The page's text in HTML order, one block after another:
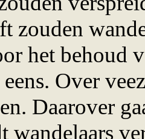
zouden
het behoud
Over
Daarover
wandelaars